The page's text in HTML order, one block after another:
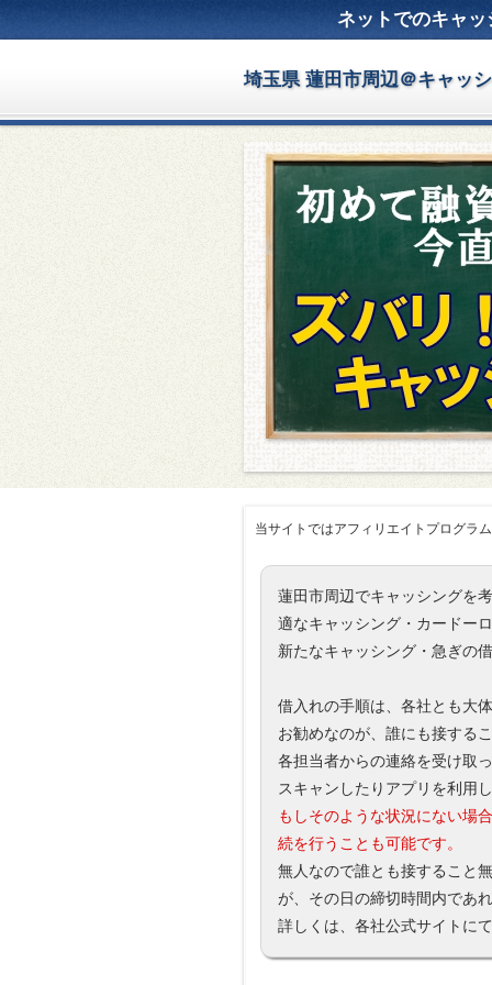
ネットでのキャ
埼玉県 蓮田市周辺＠キャッ
当サイトではアフィリエイトプログラ
蓮田市周辺でキャッシングを
適なキャッシング・カードー
新たなキャッシング・急ぎの
借入れの手順は、各社とも大
お勧めなのが、誰にも接する
各担当者からの連絡を受け取
スキャンしたりアプリを利用
もしそのような状況にない場
続を行うことも可能です。
無人なので誰とも接すること
が、その日の締切時間内であ
詳しくは、各社公式サイトに